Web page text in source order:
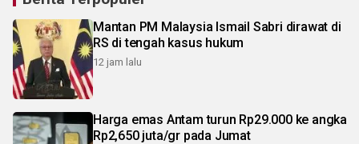
Mantan PM Malaysia Ismail Sabri dirawat di
RS di tengah kasus hukum
12 jam lalu
Harga emas Antam turun Rp29.000 ke angka
Rp2,650 juta/gr pada Jumat